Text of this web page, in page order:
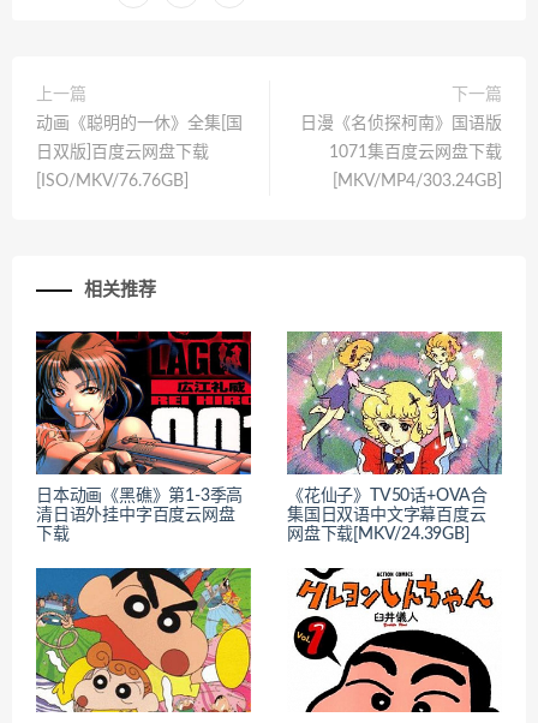
上一篇
动画《聪明的一休》全集[国
日双版]百度云网盘下载
[ISO/MKV/76.76GB]
下一篇
日漫《名侦探柯南》国语版
1071集百度云网盘下载
[MKV/MP4/303.24GB]
相关推荐
日本动画《黑礁》第1-3季高
清日语外挂中字百度云网盘
下载
《花仙子》TV50话+OVA合
集国日双语中文字幕百度云
网盘下载[MKV/24.39GB]